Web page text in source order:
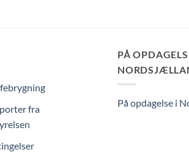
fra
PÅ
På opdagelse i